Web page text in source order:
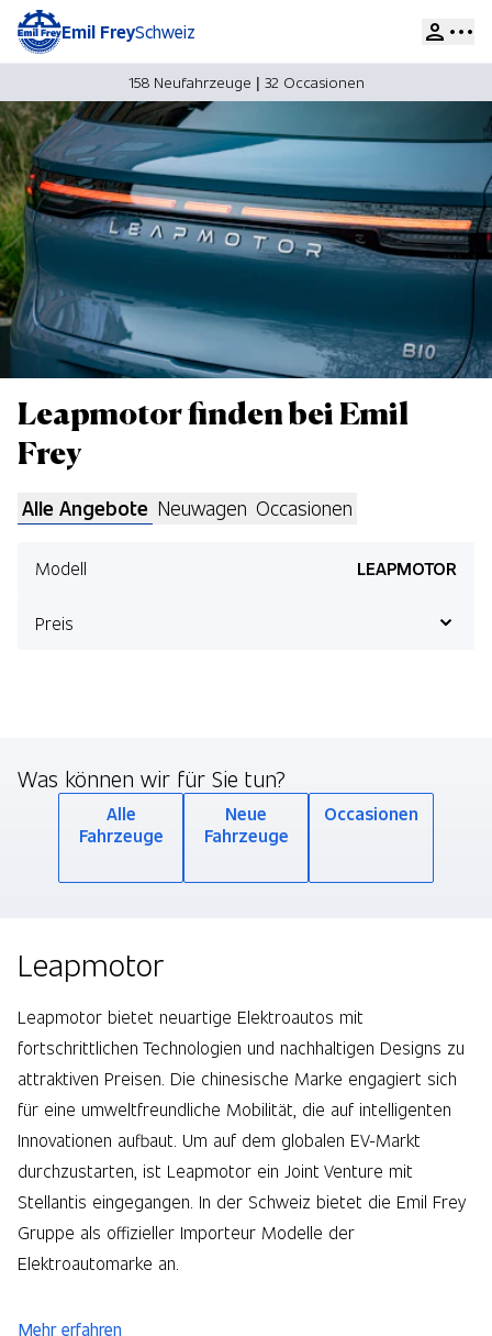
Emil FreySchweiz
158 Neufahrzeuge | 32 Occasionen
Leapmotor finden bei Emil
Frey
Alle Angebote Neuwagen Occasionen
Modell LEAPMOTOR
Preis
Was können wir für Sie tun?
Alle
Fahrzeuge
Neue
Fahrzeuge
Occasionen
Leapmotor
Leapmotor bietet neuartige Elektroautos mit
fortschrittlichen Technologien und nachhaltigen Designs zu
attraktiven Preisen. Die chinesische Marke engagiert sich
für eine umweltfreundliche Mobilität, die auf intelligenten
Innovationen aufbaut. Um auf dem globalen EV-Markt
durchzustarten, ist Leapmotor ein Joint Venture mit
Stellantis eingegangen. In der Schweiz bietet die Emil Frey
Gruppe als offizieller Importeur Modelle der
Elektroautomarke an.
Mehr erfahren